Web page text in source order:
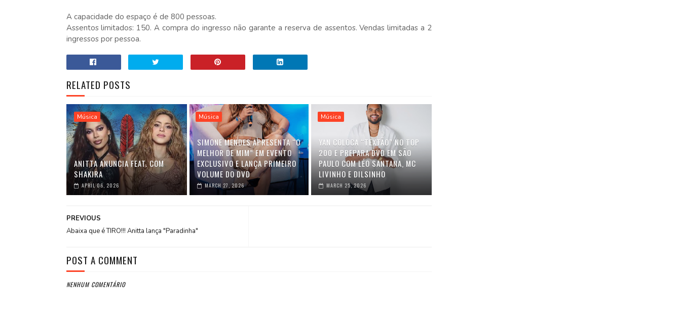
A capacidade do espaço é de 800 pessoas.
Assentos limitados: 150. A compra do ingresso não garante a reserva de assentos. Vendas limitadas a 2
ingressos por pessoa.
RELATED POSTS
Música
ANITTA ANUNCIA FEAT. COM
SHAKIRA
APRIL 06, 2026
Música
SIMONE MENDES APRESENTA “O
MELHOR DE MIM” EM EVENTO
EXCLUSIVO E LANÇA PRIMEIRO
VOLUME DO DVD
MARCH 27, 2026
Música
YAN COLOCA “TEXTÃO” NO TOP
200 E PREPARA DVD EM SÃO
PAULO COM LÉO SANTANA, MC
LIVINHO E DILSINHO
MARCH 25, 2026
PREVIOUS
Abaixa que é TIRO!!! Anitta lança "Paradinha"
POST A COMMENT
NENHUM COMENTÁRIO